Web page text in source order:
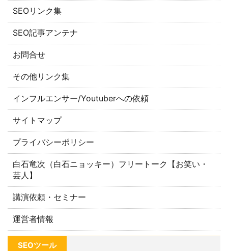
SEOリンク集
SEO記事アンテナ
お問合せ
その他リンク集
インフルエンサー/Youtuberへの依頼
サイトマップ
プライバシーポリシー
白石竜次（白石ニョッキー）フリートーク【お笑い・
芸人】
講演依頼・セミナー
運営者情報
SEOツール